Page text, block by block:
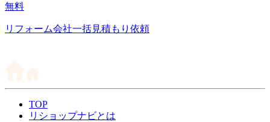
無料
リフォーム会社一括見積もり依頼
TOP
リショップナビとは